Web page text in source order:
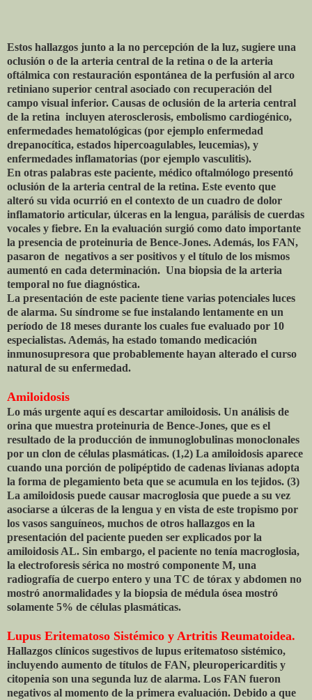
Estos hallazgos junto a la no percepción de la luz, sugiere una
oclusión o de la arteria central de la retina o de la arteria
oftálmica con restauración espontánea de la perfusión al arco
retiniano superior central asociado con recuperación del
campo visual inferior. Causas de oclusión de la arteria central
de la retina incluyen aterosclerosis, embolismo cardiogénico,
enfermedades hematológicas (por ejemplo enfermedad
drepanocítica, estados hipercoagulables, leucemias), y
enfermedades inflamatorias (por ejemplo vasculitis).
En otras palabras este paciente, médico oftalmólogo presentó
oclusión de la arteria central de la retina. Este evento que
alteró su vida ocurrió en el contexto de un cuadro de dolor
inflamatorio articular, úlceras en la lengua, parálisis de cuerdas
vocales y fiebre. En la evaluación surgió como dato importante
la presencia de proteinuria de Bence-Jones. Además, los FAN,
pasaron de negativos a ser positivos y el título de los mismos
aumentó en cada determinación. Una biopsia de la arteria
temporal no fue diagnóstica.
La presentación de este paciente tiene varias potenciales luces
de alarma. Su síndrome se fue instalando lentamente en un
período de 18 meses durante los cuales fue evaluado por 10
especialistas. Además, ha estado tomando medicación
inmunosupresora que probablemente hayan alterado el curso
natural de su enfermedad.
Amiloidosis
Lo más urgente aquí es descartar amiloidosis. Un análisis de
orina que muestra proteinuria de Bence-Jones, que es el
resultado de la producción de inmunoglobulinas monoclonales
por un clon de células plasmáticas. (1,2) La amiloidosis aparece
cuando una porción de polipéptido de cadenas livianas adopta
la forma de plegamiento beta que se acumula en los tejidos. (3)
La amiloidosis puede causar macroglosia que puede a su vez
asociarse a úlceras de la lengua y en vista de este tropismo por
los vasos sanguíneos, muchos de otros hallazgos en la
presentación del paciente pueden ser explicados por la
amiloidosis AL. Sin embargo, el paciente no tenía macroglosia,
la electroforesis sérica no mostró componente M, una
radiografía de cuerpo entero y una TC de tórax y abdomen no
mostró anormalidades y la biopsia de médula ósea mostró
solamente 5% de células plasmáticas.
Lupus Eritematoso Sistémico y Artritis Reumatoidea.
Hallazgos clínicos sugestivos de lupus eritematoso sistémico,
incluyendo aumento de títulos de FAN, pleuropericarditis y
citopenia son una segunda luz de alarma. Los FAN fueron
negativos al momento de la primera evaluación. Debido a que